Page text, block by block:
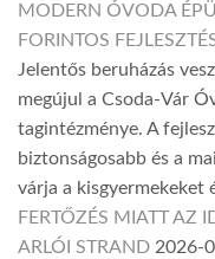
MODERN ÓVODA
FORINTOS
Jelentős beruházás
megújul a Csoda-Vár
tagintézménye. A
biztonságosabb és a
várja a kisgyermekeket
FERTŐZÉS MIATT AZ
ARLÓI STRAND 2026-